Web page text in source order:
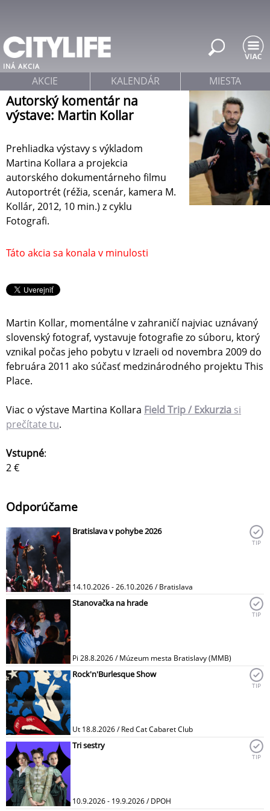
INÁ AKCIA
Autorský komentár na
výstave: Martin Kollar
Prehliadka výstavy s výkladom
Martina Kollara a projekcia
autorského dokumentárneho filmu
Autoportrét (réžia, scenár, kamera M.
Kollár, 2012, 10 min.) z cyklu
Fotografi.
Táto akcia sa konala v minulosti
Martin Kollar, momentálne v zahraničí najviac uznávaný
slovenský fotograf, vystavuje fotografie zo súboru, ktorý
vznikal počas jeho pobytu v Izraeli od novembra 2009 do
februára 2011 ako súčasť medzinárodného projektu This
Place.
Viac o výstave Martina Kollara Field Trip / Exkurzia si
prečítate tu.
Vstupné:
2 €
Odporúčame
Bratislava v pohybe 2026
14.10.2026 - 26.10.2026 / Bratislava
TIP
Stanovačka na hrade
Pi 28.8.2026 / Múzeum mesta Bratislavy (MMB)
TIP
Rock'n'Burlesque Show
Ut 18.8.2026 / Red Cat Cabaret Club
TIP
Tri sestry
10.9.2026 - 19.9.2026 / DPOH
TIP
AKCIE KALENDÁR MIESTA